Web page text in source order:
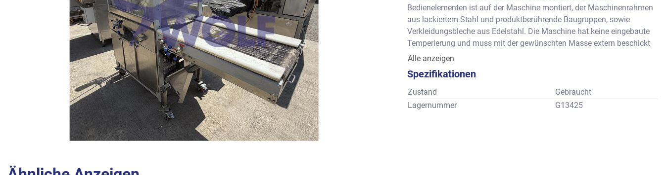
Bedienelementen ist auf der Maschine montiert, der Maschinenrahmen
aus lackiertem Stahl und produktberührende Baugruppen, sowie
Verkleidungsbleche aus Edelstahl. Die Maschine hat keine eingebaute
Temperierung und muss mit der gewünschten Masse extern beschickt
werden.
Alle anzeigen
Spezifikationen
Zustand
Gebraucht
Lagernummer
G13425